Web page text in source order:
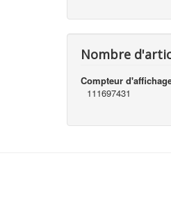
Nombre
Compteur
111697431